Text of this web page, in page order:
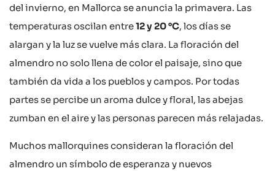
del invierno, en Mallorca se anuncia la primavera. Las
temperaturas oscilan entre12 y 20 °C, los días se
alargan y la luz se vuelve más clara. La floración del
almendro no solo llena de color el paisaje, sino que
también da vida a los pueblos y campos. Por todas
partes se percibe un aroma dulce y floral, las abejas
zumban en el aire y las personas parecen más relajadas.
Muchos mallorquines consideran la floración del
almendro un símbolo de esperanza y nuevos